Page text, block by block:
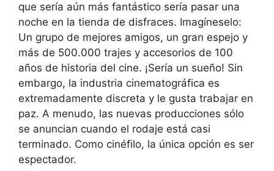
que sería aún más fantástico sería pasar una
noche en la tienda de disfraces. Imagíneselo:
Un grupo de mejores amigos, un gran espejo y
más de 500.000 trajes y accesorios de 100
años de historia del cine. ¡Sería un sueño! Sin
embargo, la industria cinematográfica es
extremadamente discreta y le gusta trabajar en
paz. A menudo, las nuevas producciones sólo
se anuncian cuando el rodaje está casi
terminado. Como cinéfilo, la única opción es ser
espectador.